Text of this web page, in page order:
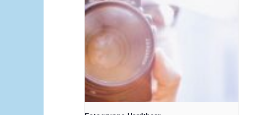
Kamera_Pixabay Free_PublicDomainArchive